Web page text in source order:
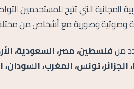
المجانية التي تتيح للمستخدمين
وصوتية وصورية مع أشخاص من
منفلسطين، مصر، السعودية،
الجزائر، تونس، المغرب،